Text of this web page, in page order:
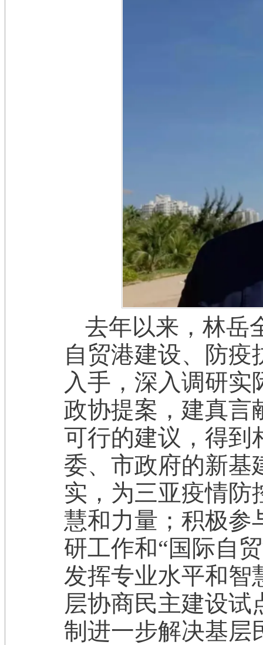
去年以来，林岳
自贸港建设、防
入手，深入调研
政协提案，建真言
可行的建议，得到
委、市政府的新基
实，为三亚疫情防
慧和力量；积极参
研工作和“国际自
发挥专业水平和智
层协商民主建设试
制进一步解决基层